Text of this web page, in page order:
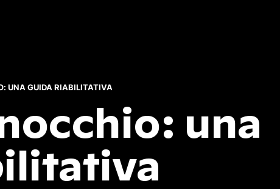
UNA GUIDA RIABILITATIVA
una